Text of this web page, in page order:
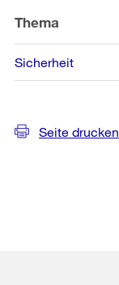
Thema
Sicherheit
Seite drucken